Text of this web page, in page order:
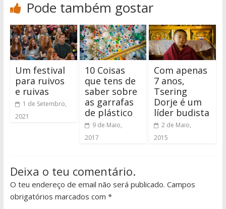
Pode também gostar
Um festival
para ruivos
e ruivas
1 de Setembro,
2021
10 Coisas
que tens de
saber sobre
as garrafas
de plástico
9 de Maio,
2017
Com apenas
7 anos,
Tsering
Dorje é um
líder budista
2 de Maio,
2015
Deixa o teu comentário.
O teu endereço de email não será publicado. Campos
obrigatórios marcados com *